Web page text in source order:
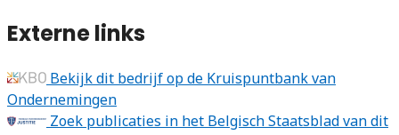
Externe links
Bekijk dit bedrijf op de Kruispuntbank van
Ondernemingen
Zoek publicaties in het Belgisch Staatsblad van dit